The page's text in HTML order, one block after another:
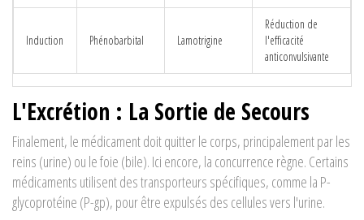
Induction Phénobarbital Lamotrigine
Réduction de
l'efficacité
anticonvulsivante
L'Excrétion : La Sortie de Secours
Finalement, le médicament doit quitter le corps, principalement par les
reins (urine) ou le foie (bile). Ici encore, la concurrence règne. Certains
médicaments utilisent des transporteurs spécifiques, comme la P-
glycoprotéine (P-gp), pour être expulsés des cellules vers l'urine.